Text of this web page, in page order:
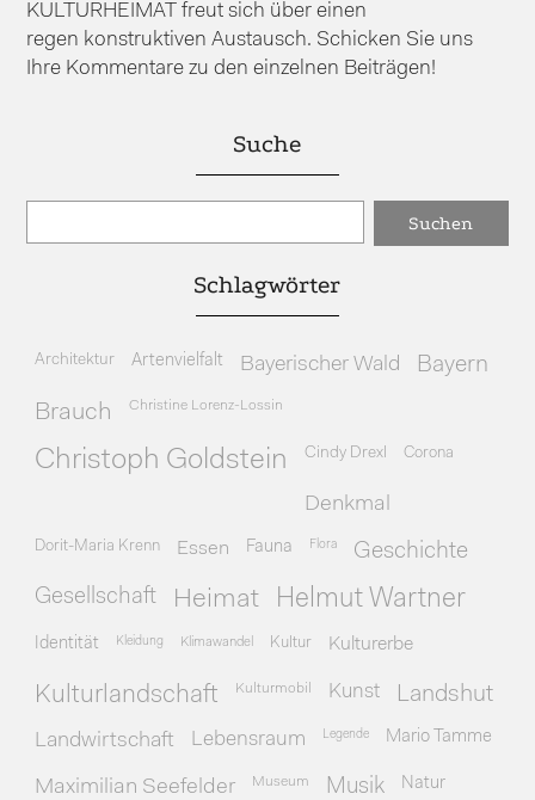
KULTURHEIMAT freut sich über einen
regen konstruktiven Austausch. Schicken Sie uns
Ihre Kommentare zu den einzelnen Beiträgen!
Suche
Schlagwörter
Architektur Artenvielfalt Bayerischer Wald Bayern
Brauch Christine Lorenz-Lossin
Christoph Goldstein Cindy Drexl Corona
Denkmal
Dorit-Maria Krenn Essen Fauna Flora Geschichte
Gesellschaft Heimat Helmut Wartner
Identität Kleidung Klimawandel Kultur Kulturerbe
Kulturlandschaft Kulturmobil Kunst Landshut
Landwirtschaft Lebensraum Legende Mario Tamme
Maximilian Seefelder Museum Musik Natur